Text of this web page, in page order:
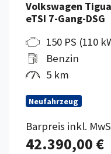
Volkswagen
eTSI 7-Gang-DSG
150 PS (110
Benzin
5 km
Neufahrzeug
Barpreis inkl.
42.390,00 €